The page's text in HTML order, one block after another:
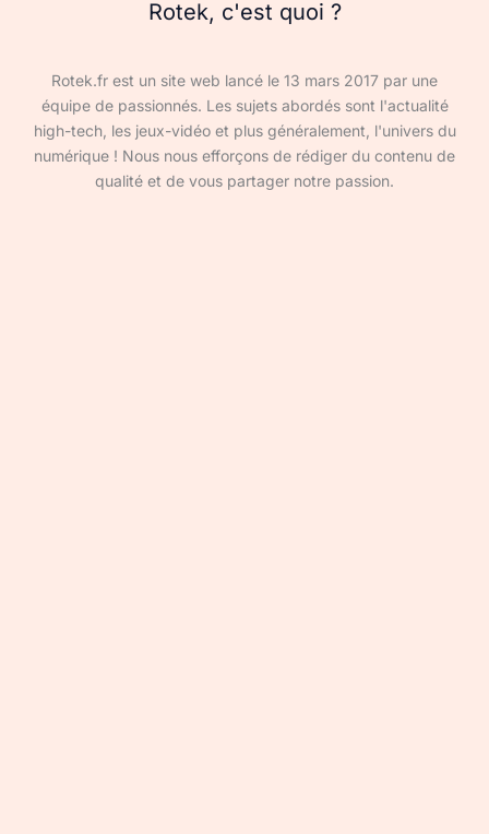
Rotek, c'est quoi ?
Rotek.fr est un site web lancé le 13 mars 2017 par une
équipe de passionnés. Les sujets abordés sont l'actualité
high-tech, les jeux-vidéo et plus généralement, l'univers du
numérique ! Nous nous efforçons de rédiger du contenu de
qualité et de vous partager notre passion.